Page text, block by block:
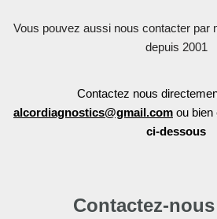
Vous pouvez aussi nous contacter par
depuis 2001
Contactez nous
alcordiagnostics@gmail.com ou bien
ci-dessous
Contactez-